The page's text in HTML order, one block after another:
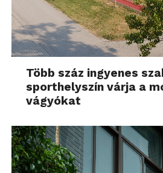
Több száz ingyenes
sporthelyszín várja a
vágyókat